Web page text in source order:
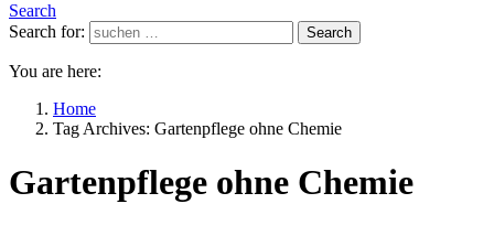
Search
Search for:
Search
You are here:
Home
Tag Archives: Gartenpflege ohne Chemie
Gartenpflege ohne Chemie